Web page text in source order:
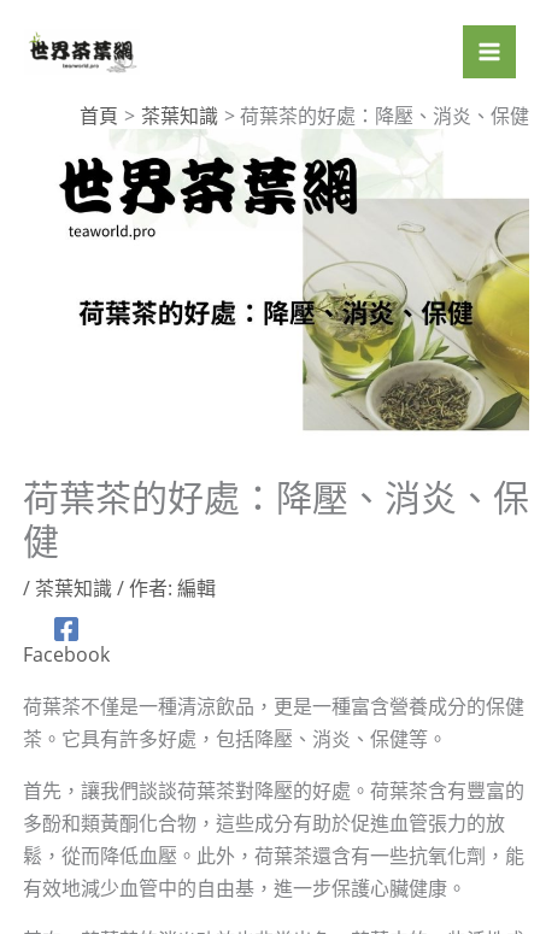
首頁 茶葉知識 荷葉茶的好處：降壓、消炎、保健
荷葉茶的好處：降壓、消炎、保
健
/ 茶葉知識/ 作者: 編輯
Facebook
荷葉茶不僅是一種清涼飲品，更是一種富含營養成分的保健
茶。它具有許多好處，包括降壓、消炎、保健等。
首先，讓我們談談荷葉茶對降壓的好處。荷葉茶含有豐富的
多酚和類黃酮化合物，這些成分有助於促進血管張力的放
鬆，從而降低血壓。此外，荷葉茶還含有一些抗氧化劑，能
有效地減少血管中的自由基，進一步保護心臟健康。